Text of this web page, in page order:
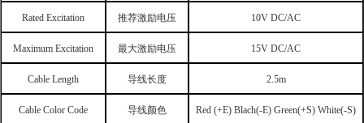
Rated Excitation 推荐激励电压 10V DC/AC
Maximum Excitation 最大激励电压 15V DC/AC
Cable Length 导线长度 2.5m
Cable Color Code 导线颜色 Red (+E) Blach(-E) Green(+S) White(-S)